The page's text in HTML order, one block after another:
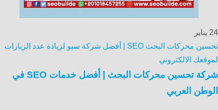
24 يناير
تحسين محركات البحث SEO | أفضل شركة سيو لزيادة عدد الزيارات
لموقعك الالكتروني
شركة تحسين محركات البحث | أفضل خدمات SEO في
الوطن العربي